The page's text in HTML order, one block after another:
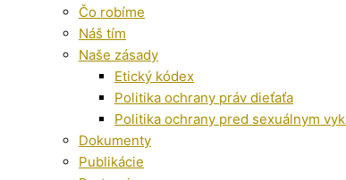
Čo robíme
Náš tím
Naše zásady
Etický kódex
Politika ochrany práv dieťaťa
Politika ochrany pred sexuálnym
Dokumenty
Publikácie